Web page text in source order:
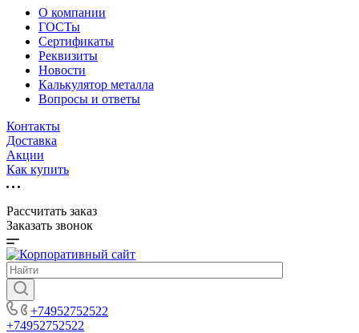
О компании
ГОСТы
Сертификаты
Реквизиты
Новости
Калькулятор металла
Вопросы и ответы
Контакты
Доставка
Акции
Как купить
Рассчитать заказ
Заказать звонок
+74952752522
+74952752522